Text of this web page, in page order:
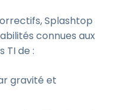
Splashtop
connues aux
TI de :
gravité et